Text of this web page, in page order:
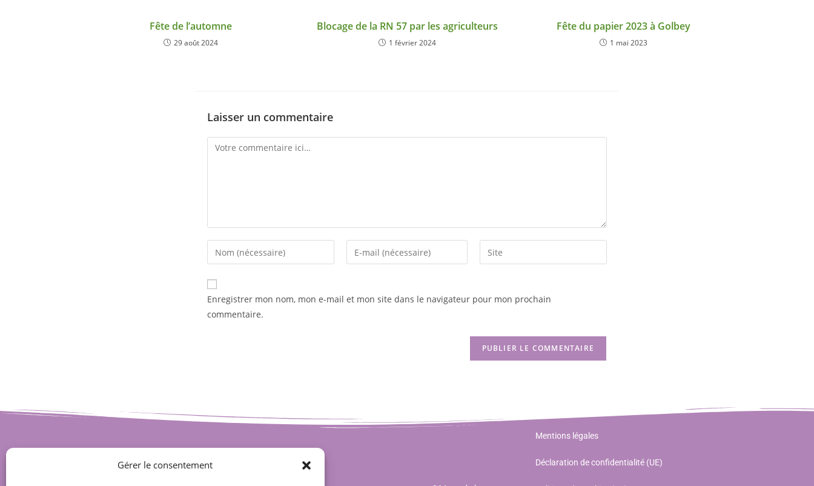
Gérer le consentement
Fête de l’automne
29 août 2024
Blocage de la RN 57 par les agriculteurs
1 février 2024
Fête du papier 2023 à Golbey
1 mai 2023
Laisser un commentaire
Enregistrer mon nom, mon e-mail et mon site dans le navigateur pour mon prochain
commentaire.
Mentions légales
Déclaration de confidentialité (UE)